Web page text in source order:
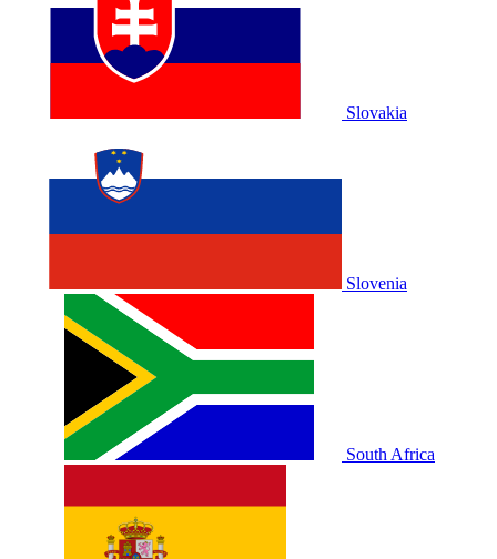
Slovakia
Slovenia
South Africa